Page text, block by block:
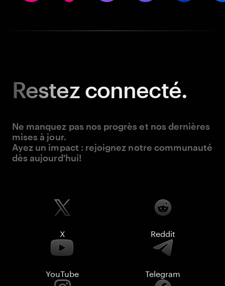
Restezconnecté.
Ne manquez pas nos progrès et nos dernières
mises à jour.
Ayez un impact : rejoignez notre communauté
dès aujourd'hui!
X Reddit
YouTube Telegram